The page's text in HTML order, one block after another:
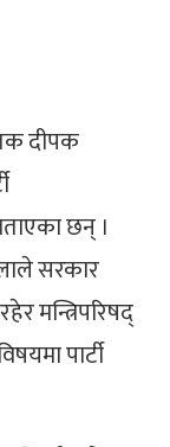
दीपक
छन् ।
सरकार
मन्त्रिपरिषद्
पार्टी